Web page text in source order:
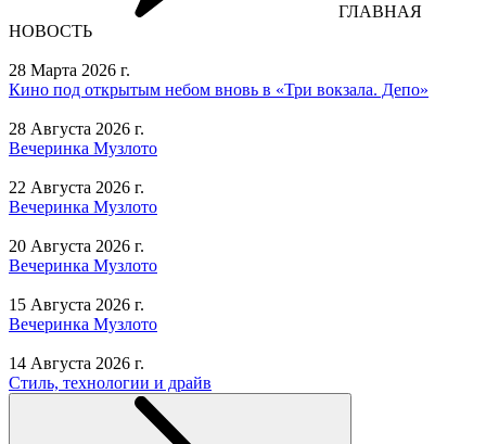
ГЛАВНАЯ
НОВОСТЬ
28 Марта 2026 г.
Кино под открытым небом вновь в «Три вокзала. Депо»
28 Августа 2026 г.
Вечеринка Музлото
22 Августа 2026 г.
Вечеринка Музлото
20 Августа 2026 г.
Вечеринка Музлото
15 Августа 2026 г.
Вечеринка Музлото
14 Августа 2026 г.
Стиль, технологии и драйв